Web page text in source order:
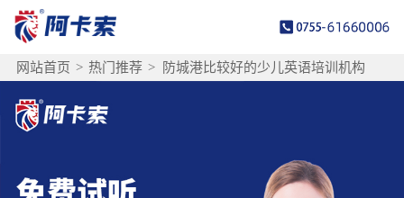
网站首页 > 热门推荐 > 防城港比较好的少儿英语培训机构